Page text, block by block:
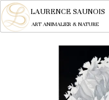
LAURENCE SAUNOIS
ART ANIMALIER & NATURE
NYMPHEUS